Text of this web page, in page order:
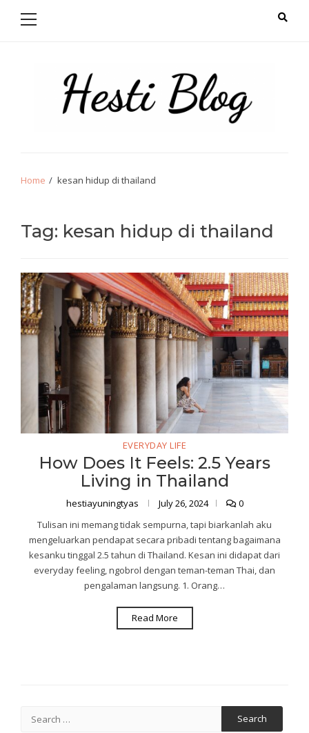
Home kesan hidup di thailand
Tag: kesan hidup di thailand
EVERYDAY LIFE
How Does It Feels: 2.5 Years
Living in Thailand
hestiayuningtyas July 26, 2024
0
Tulisan ini memang tidak sempurna, tapi biarkanlah aku
mengeluarkan pendapat secara pribadi tentang bagaimana
kesanku tinggal 2.5 tahun di Thailand. Kesan ini didapat dari
everyday feeling, ngobrol dengan teman-teman Thai, dan
pengalaman langsung. 1. Orang…
Read More
for: